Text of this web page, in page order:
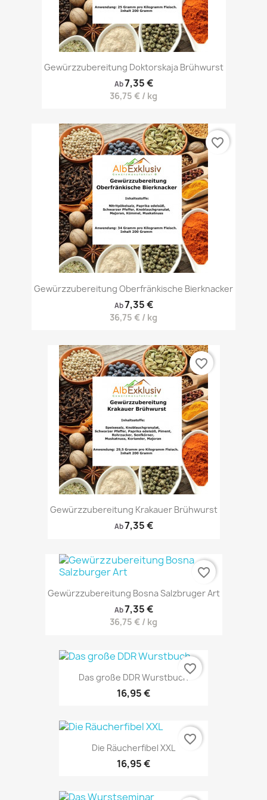
Gewürzzubereitung Doktorskaja Brühwurst
Ab7,35 €
36,75 € / kg
Gewürzzubereitung Oberfränkische Bierknacker
Ab7,35 €
36,75 € / kg
favorite_border
Gewürzzubereitung Krakauer Brühwurst
Ab7,35 €
favorite_border
Gewürzzubereitung Bosna Salzbruger Art
Ab7,35 €
36,75 € / kg
favorite_border
Das große DDR Wurstbuch
16,95 €
favorite_border
Die Räucherfibel XXL
16,95 €
favorite_border